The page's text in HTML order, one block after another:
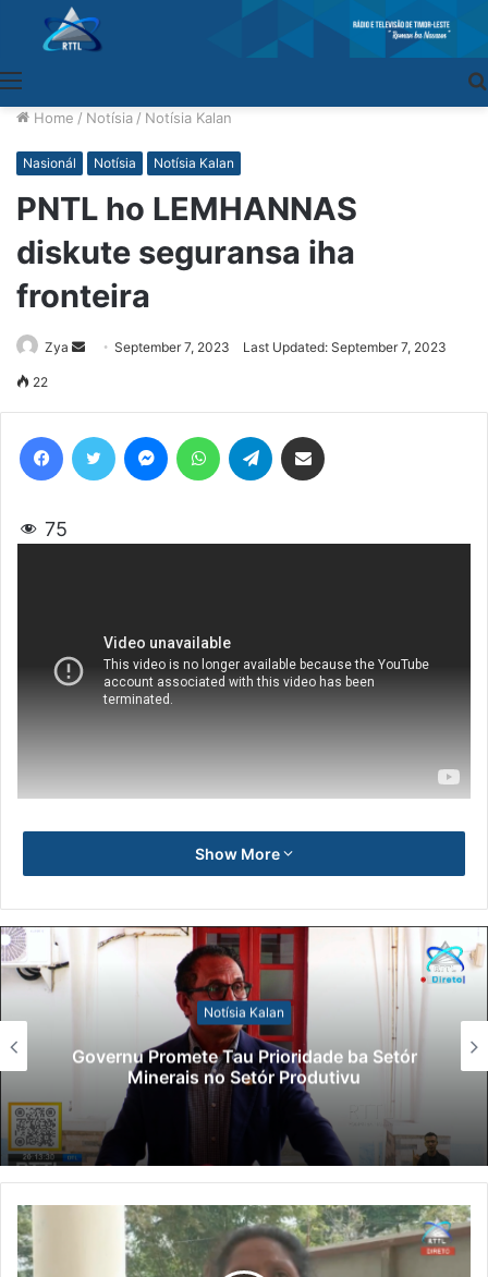
Home / Notísia / Notísia Kalan
Nasionál Notísia Notísia Kalan
PNTL ho LEMHANNAS
diskute seguransa iha
fronteira
Zya
SendSeptember 7, 2023 Last Updated: September 7, 2023
22
75
Show More
Notísia Kalan
Governu Promete Tau Prioridade ba Setór
Minerais no Setór Produtivu